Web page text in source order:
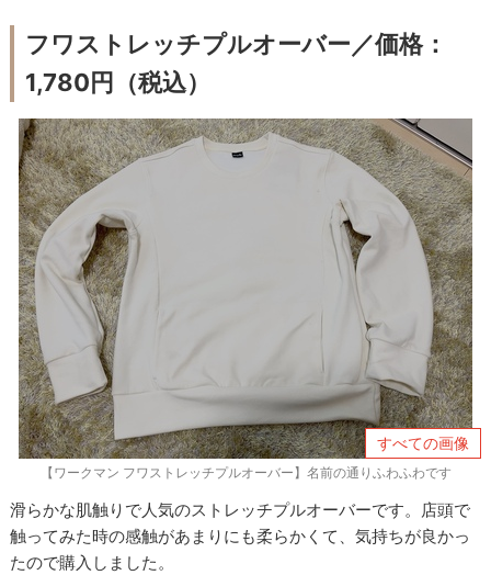
フワストレッチプルオーバー／価格：
1,780円（税込）
すべての画像
【ワークマン フワストレッチプルオーバー】名前の通りふわふわです
滑らかな肌触りで人気のストレッチプルオーバーです。店頭で
触ってみた時の感触があまりにも柔らかくて、気持ちが良かっ
たので購入しました。